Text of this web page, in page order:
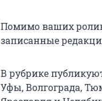
Помимо ваших
записанные
В рубрике
Уфы, Волгограда,